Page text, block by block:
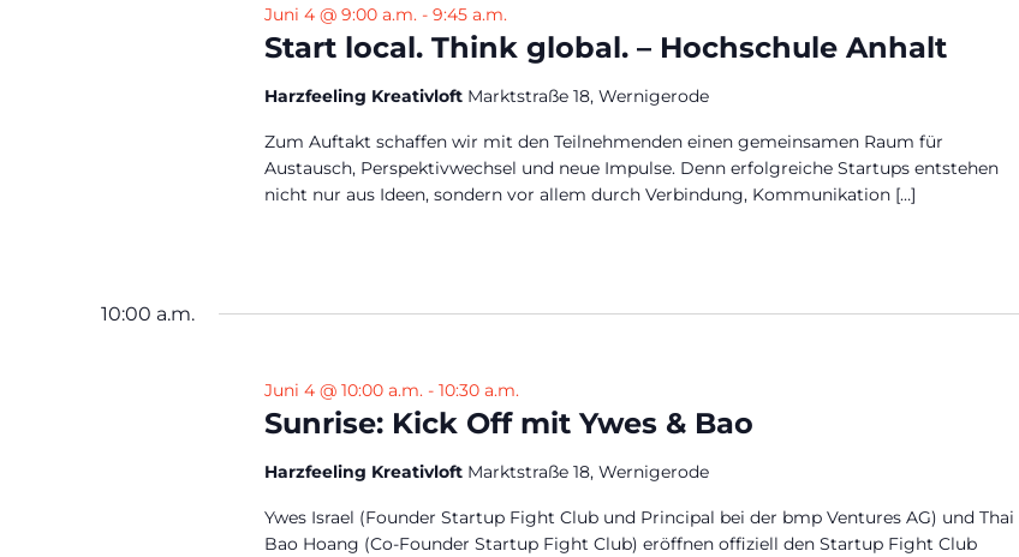
Start local. Think global. – Hochschule Anhalt
Juni 4 @ 9:00 a.m.- 9:45 a.m.
Harzfeeling Kreativloft Marktstraße 18, Wernigerode
Zum Auftakt schaffen wir mit den Teilnehmenden einen gemeinsamen Raum für
Austausch, Perspektivwechsel und neue Impulse. Denn erfolgreiche Startups entstehen
nicht nur aus Ideen, sondern vor allem durch Verbindung, Kommunikation […]
10:00 a.m.
Sunrise: Kick Off mit Ywes & Bao
Juni 4 @ 10:00 a.m.- 10:30 a.m.
Harzfeeling Kreativloft Marktstraße 18, Wernigerode
Ywes Israel (Founder Startup Fight Club und Principal bei der bmp Ventures AG) und Thai
Bao Hoang (Co-Founder Startup Fight Club) eröffnen offiziell den Startup Fight Club